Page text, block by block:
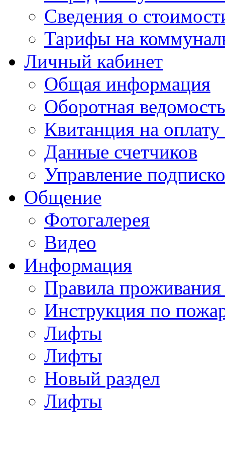
Сведения о
Тарифы на
Личный кабинет
Общая информация
Оборотная ведомость
Квитанция на
Данные счетчиков
Управление
Общение
Фотогалерея
Видео
Информация
Правила
Инструкция по
Лифты
Лифты
Новый раздел
Лифты